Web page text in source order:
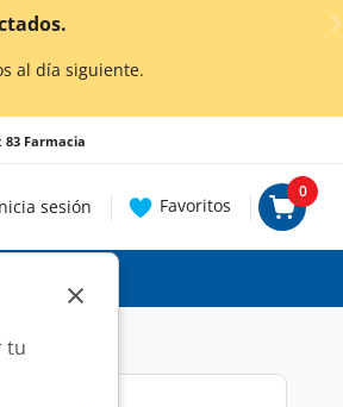
al día siguiente.
83 Farmacia
tu
×
sesión Favoritos
0